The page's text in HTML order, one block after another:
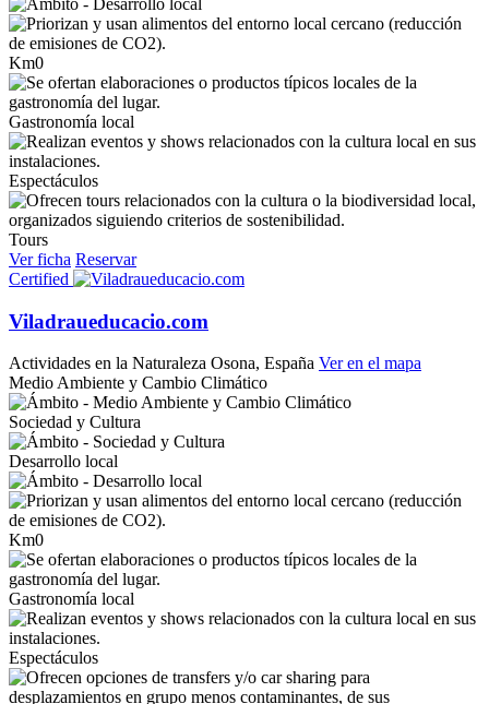
Km0
Gastronomía local
Espectáculos
Tours
Ver ficha Reservar
Certified
Viladraueducacio.com
Actividades en la Naturaleza Osona, España Ver en el mapa
Medio Ambiente y Cambio Climático
Sociedad y Cultura
Desarrollo local
Km0
Gastronomía local
Espectáculos